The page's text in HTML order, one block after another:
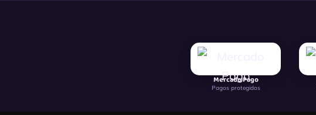
Mercado Pago
Pagos protegidos